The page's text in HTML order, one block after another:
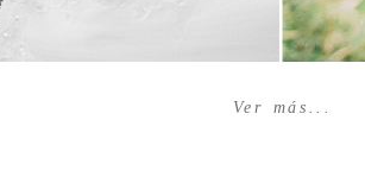
Ver más...